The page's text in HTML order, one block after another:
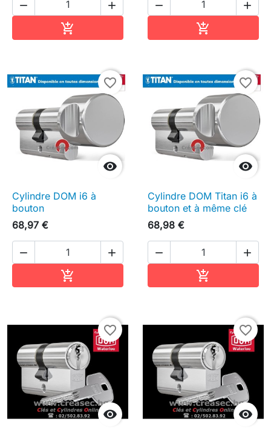
 

 


favorite_border
Cylindre DOM i6 à
bouton
68,97 €
 


favorite_border
Cylindre DOM Titan i6 à
bouton et à même clé
68,98 €
 


favorite_border

favorite_border